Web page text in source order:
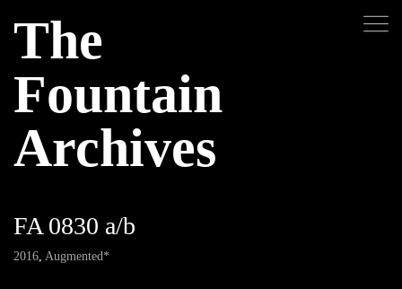
The
Fountain
Archives
FA 0830 a/b
2016, Augmented*